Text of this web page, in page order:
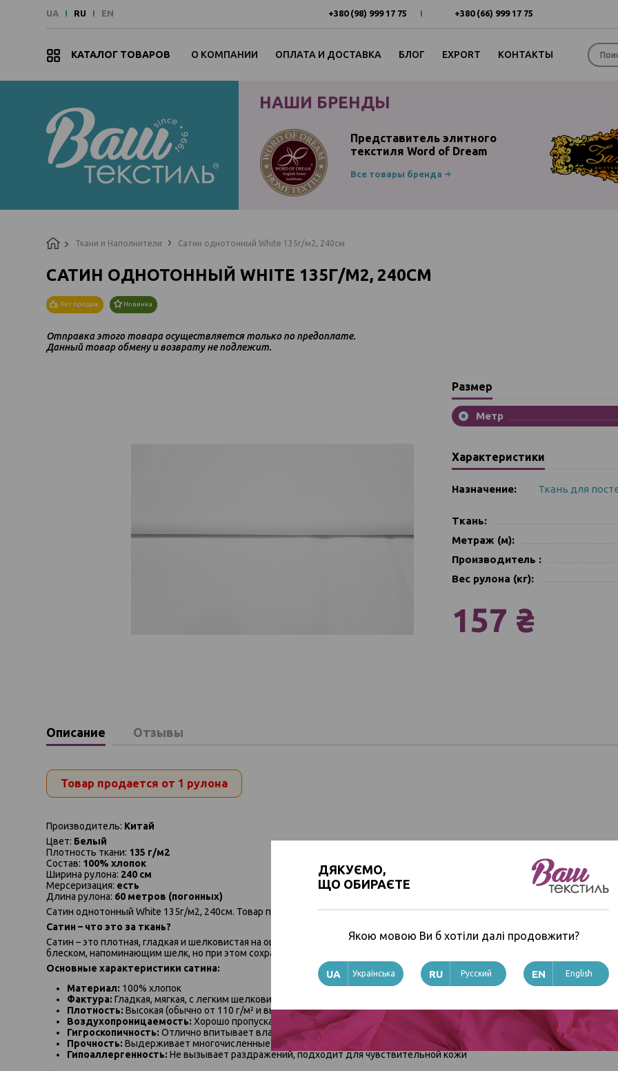
UA RU EN +380 (98) 999 17 75 +380 (66) 999 17 75
КАТАЛОГ ТОВАРОВ О КОМПАНИИ ОПЛАТА И ДОСТАВКА БЛОГ EXPORT КОНТАКТЫ
НАШИ БРЕНДЫ
Представитель элитного
текстиля Word of Dream
Все товары бренда
Ткани и Наполнители Сатин однотонный White 135г/м2, 240см
САТИН ОДНОТОННЫЙ WHITE 135Г/М2, 240СМ
Хит продаж Новинка
Отправка этого товара осуществляется только по предоплате.
Данный товар обмену и возврату не подлежит.
Размер
Метр
Характеристики
Назначение:
Ткань для
Ткань:
Метраж (м):
Производитель :
Вес рулона (кг):
157 ₴
Описание Отзывы
Товар продается от 1 рулона
Производитель: Китай
Цвет: Белый
Плотность ткани: 135 г/м2
Состав: 100% хлопок
Ширина рулона: 240 см
Мерсеризация: есть
Длина рулона: 60 метров (погонных)
Сатин однотонный White 135г/м2, 240см. Товар продается от 1 рулона.
Сатин – что это за ткань?
Сатин – это плотная, гладкая и шелковистая на ощупь ткань, изготовленная из хлопковых волокон. Благодаря особому
блеском, напоминающим шелк, но при этом сохраняет прочность и долговечность хлопка.
Основные характеристики сатина:
Материал: 100% хлопок
Фактура: Гладкая, мягкая, с легким шелковистым блеском
Плотность: Высокая (обычно от 110 г/м² и выше)
Воздухопроницаемость: Хорошо пропускает воздух, создавая комфортный микроклимат
Гигроскопичность: Отлично впитывает влагу, оставаясь сухим на ощупь
Прочность: Выдерживает многочисленные стирки, долго сохраняет цвет и форму
Гипоаллергенность: Не вызывает раздражений, подходит для чувствительной кожи
ДЯКУЄМО,
ЩО ОБИРАЄТЕ
Якою мовою Ви б хотіли далі продовжити?
Українська Русский English